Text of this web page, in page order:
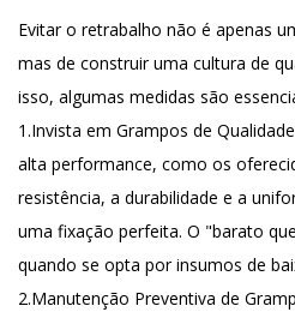
Evitar o retrabalho não é apenas
mas de construir uma cultura de
isso, algumas medidas são
1.Invista em Grampos de Qualidade
alta performance, como os
resistência, a durabilidade e a
uma fixação perfeita. O "barato
quando se opta por insumos de
2.Manutenção Preventiva de